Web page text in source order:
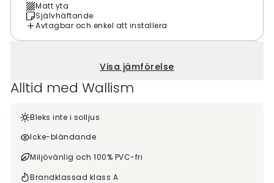
Matt yta
Självhäftande
Avtagbar och enkel att installera
Visa jämförelse
Alltid med Wallism
Bleks inte i solljus
Icke-bländande
Miljövänlig och 100% PVC-fri
Brandklassad klass A